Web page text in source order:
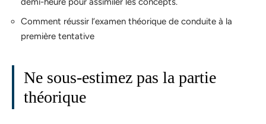
Comment réussir l’examen théorique de conduite à la
première tentative
Ne sous-estimez pas la partie
théorique